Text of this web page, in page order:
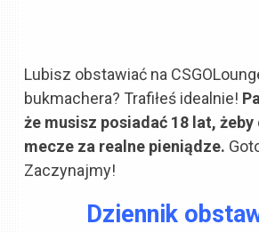
Lubisz obstawiać na
bukmachera? Trafiłeś idealnie!
że musisz posiadać 18 lat,
mecze za realne pieniądze.
Zaczynajmy!
Dziennik